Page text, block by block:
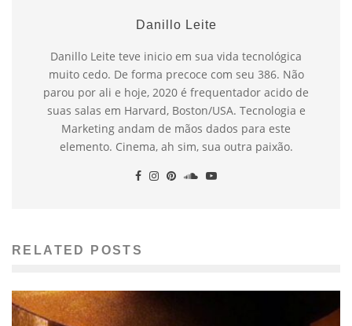
Danillo Leite
Danillo Leite teve inicio em sua vida tecnológica
muito cedo. De forma precoce com seu 386. Não
parou por ali e hoje, 2020 é frequentador acido de
suas salas em Harvard, Boston/USA. Tecnologia e
Marketing andam de mãos dados para este
elemento. Cinema, ah sim, sua outra paixão.
RELATED POSTS